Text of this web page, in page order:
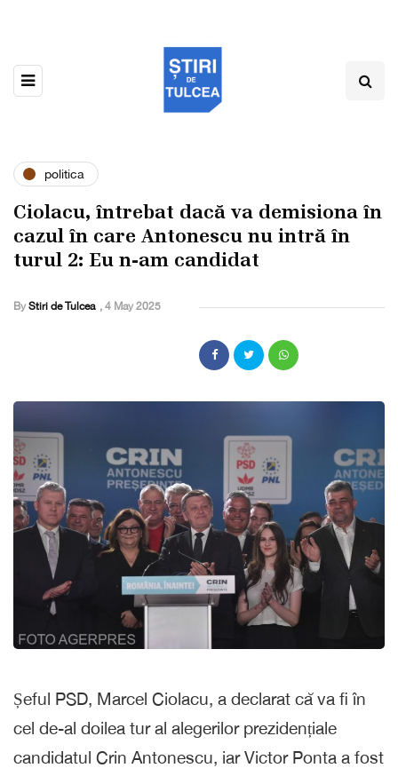
politica
Ciolacu, întrebat dacă va demisiona în
cazul în care Antonescu nu intră în
turul 2: Eu n-am candidat
By Stiri de Tulcea , 4 May 2025
Șeful PSD, Marcel Ciolacu, a declarat că va fi în
cel de-al doilea tur al alegerilor prezidențiale
candidatul Crin Antonescu, iar Victor Ponta a fost